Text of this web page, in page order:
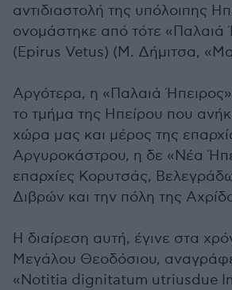
αντιδιαστολή της υπόλοιπης
ονομάστηκε από τότε «Παλαιά
(Epirus Vetus) (Μ. Δήμιτσα,
Αργότερα, η «Παλαιά
το τμήμα της Ηπείρου που
χώρα μας και μέρος της
Αργυροκάστρου, η δε «Νέα
επαρχίες Κορυτσάς,
Διβρών και την πόλη της
Η διαίρεση αυτή, έγινε στα
Μεγάλου Θεοδόσιου,
«Notitia dignitatum utriusdue